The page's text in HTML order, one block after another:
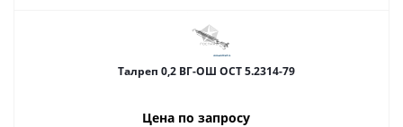
Талреп 0,2 ВГ-ОШ ОСТ 5.2314-79
Цена по запросу